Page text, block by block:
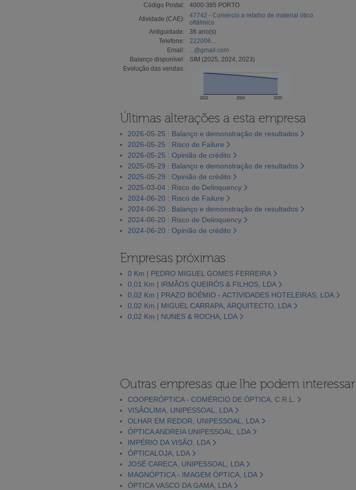
Código Postal:
4000-385 PORTO
Atividade (CAE):
47742 - Comércio a retalho de material ótico
oftálmico
Antiguidade:
36 ano(s)
Telefone:
222006...
Email:
...@gmail.com
Balanço disponível:
SIM (2025, 2024, 2023)
Evolução das vendas:
2023 2024 2025
Últimas alterações a esta empresa
2026-05-25 : Balanço e demonstração de resultados
2026-05-25 : Risco de Failure
2026-05-25 : Opinião de crédito
2025-05-29 : Balanço e demonstração de resultados
2025-05-29 : Opinião de crédito
2025-03-04 : Risco de Delinquency
2024-06-20 : Risco de Failure
2024-06-20 : Balanço e demonstração de resultados
2024-06-20 : Risco de Delinquency
2024-06-20 : Opinião de crédito
Empresas próximas
0 Km | PEDRO MIGUEL GOMES FERREIRA
0,01 Km | IRMÃOS QUEIRÓS & FILHOS, LDA
0,02 Km | PRAZO BOÉMIO - ACTIVIDADES HOTELEIRAS, LDA
0,02 Km | MIGUEL CARRAPA, ARQUITECTO, LDA
0,02 Km | NUNES & ROCHA, LDA
Outras empresas que lhe podem interessar
COOPERÓPTICA - COMÉRCIO DE ÓPTICA, C.R.L.
VISÃOLIMA, UNIPESSOAL, LDA
OLHAR EM REDOR, UNIPESSOAL, LDA
ÓPTICA ANDREIA UNIPESSOAL, LDA
IMPÉRIO DA VISÃO, LDA
ÓPTICALOJA, LDA
JOSÉ CARECA, UNIPESSOAL, LDA
MAGNÓPTICA - IMAGEM ÓPTICA, LDA
ÓPTICA VASCO DA GAMA, LDA